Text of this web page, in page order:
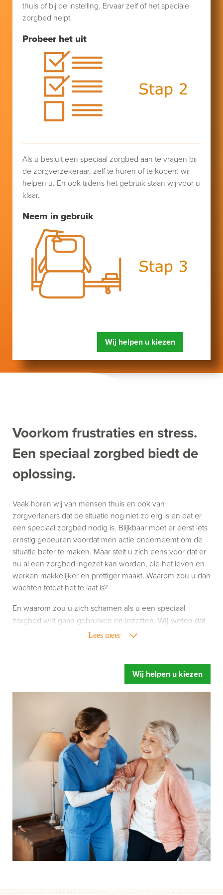
Probeer het uit
thuis of bij de instelling. Ervaar zelf of het speciale
zorgbed helpt.
Neem in gebruik
Als u besluit een speciaal zorgbed aan te vragen bij
de zorgverzekeraar, zelf te huren of te kopen: wij
helpen u. En ook tijdens het gebruik staan wij voor u
klaar.
Wij helpen u kiezen
Voorkom frustraties en stress.
Een speciaal zorgbed biedt de
oplossing.
Vaak horen wij van mensen thuis en ook van
zorgverleners dat de situatie nog niet zo erg is en dat er
een speciaal zorgbed nodig is. Blijkbaar moet er eerst iets
ernstig gebeuren voordat men actie onderneemt om de
situatie beter te maken. Maar stelt u zich eens voor dat er
nu al een zorgbed ingezet kan worden, die het leven en
werken makkelijker en prettiger maakt. Waarom zou u dan
wachten totdat het te laat is?
Lees meer
En waarom zou u zich schamen als u een speciaal
zorgbed wilt gaan gebruiken en inzetten. Wij weten dat
het gebruik van zorghulpmiddelen niet altijd leuk is,
zorgbed doet, maar richt u vooral op wat een speciaal
zorgbed u oplevert. Meer ontspanning, u voelt zich fitter
en een betere begeleiding.
Mensen hebben snel de neiging om te zeggen dat hun
bed wel prima is. Of dat de instelling al over eigen
zorgbedden beschikt. Gelukkig maar zeggen wij dan,
maar legt u zich er niet te snel bij neer als uw situatie net
even anders is. Een speciaal zorgbed gaat namelijk veel
verder dan een standaard bed. Het bed is zo ingesteld dat
het kan draaien, kantelen en rechtop kan staan.
Afgestemd op de behoefte van het moment, zodat het de
zorghandelingen makkelijker en prettiger maakt. Dus start
uw aanvraag en wij helpen u op weg. Zonder dat iets
moet en zonder directe verplichtingen.
Als u er over nadenkt om een speciaal zorgbed te gaan
betaalt.
Onze ervaring leert dat mensen door een speciaal
Wij helpen u kiezen